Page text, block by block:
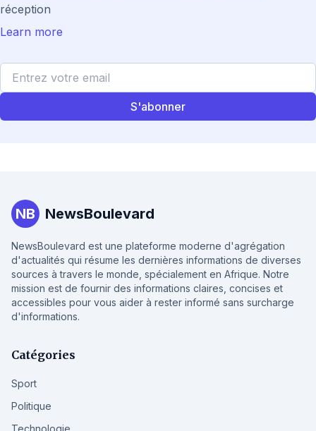
réception
Learn more
S'abonner
NB NewsBoulevard
NewsBoulevard est une plateforme moderne d'agrégation
d'actualités qui résume les dernières informations de diverses
sources à travers le monde, spécialement en Afrique. Notre
mission est de fournir des informations claires, concises et
accessibles pour vous aider à rester informé sans surcharge
d'informations.
Catégories
Sport
Politique
Technologie